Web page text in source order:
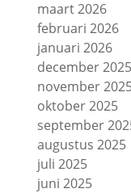
maart 2026
februari 2026
januari 2026
december 2025
november
oktober 2025
september
augustus 2025
juli 2025
juni 2025